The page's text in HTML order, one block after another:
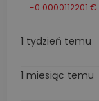
-0.0000112201 €
1 tydzień temu
1 miesiąc temu